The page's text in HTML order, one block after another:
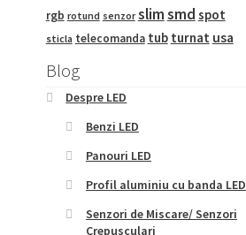
rgb rotund senzor slimsmd spot
sticla telecomanda tub turnat usa
Blog
Despre LED
Benzi LED
Panouri LED
Profil aluminiu cu banda LED
Senzori de Miscare/ Senzori
Crepusculari